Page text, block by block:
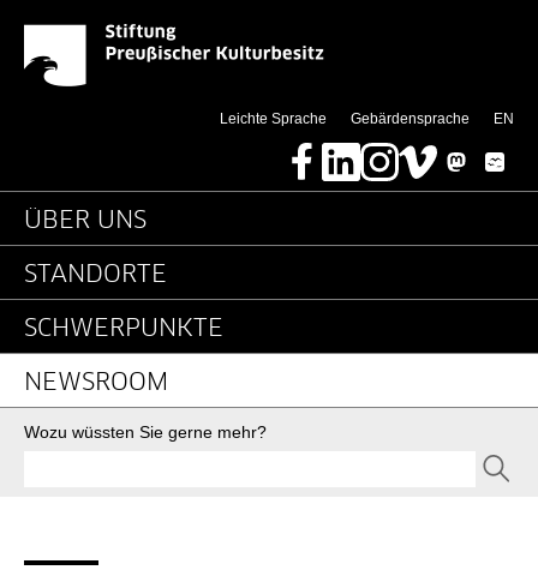
Springe direkt zu:
Detailseite - Stiftung
Leichte Sprache Gebärdensprache EN
FacebookLinkedInInstagram
Vimeo MastodonBluesky
Hauptnavigation
ÜBER UNS
STANDORTE
SCHWERPUNKTE
NEWSROOM
Suche
Wozu wüssten Sie gerne mehr?
Seitenpfad
Bereichsnavigation